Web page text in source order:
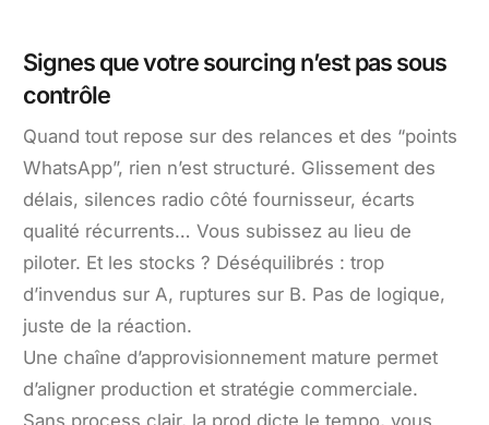
Signes que votre sourcing n’est pas sous
contrôle
Quand tout repose sur des relances et des “points
WhatsApp”, rien n’est structuré. Glissement des
délais, silences radio côté fournisseur, écarts
qualité récurrents… Vous subissez au lieu de
piloter. Et les stocks ? Déséquilibrés : trop
d’invendus sur A, ruptures sur B. Pas de logique,
juste de la réaction.
Une chaîne d’approvisionnement mature permet
d’aligner production et stratégie commerciale.
Sans process clair, la prod dicte le tempo, vous